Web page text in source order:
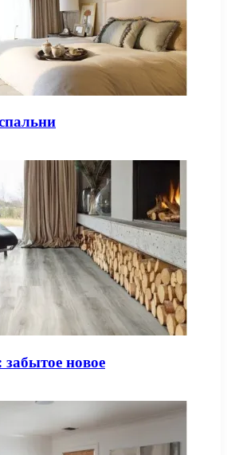
новое